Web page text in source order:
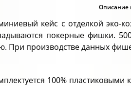
Описание
кейс с отделкой эко-
покерные фишки.
При производстве данных
100%